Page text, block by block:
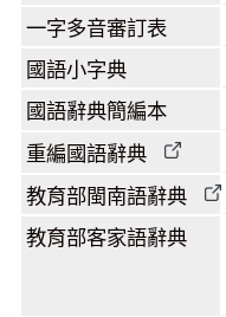
一字多音審訂表
國語小字典
國語辭典簡編本
重編國語辭典
教育部閩南語辭典
教育部客家語辭典